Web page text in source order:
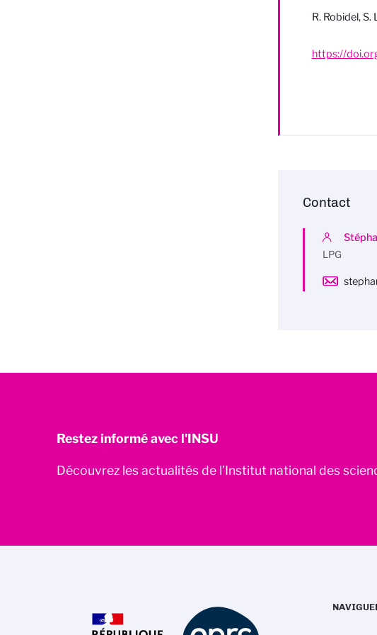
R. Robidel,
https://
Contact
LPG
Restez informé avec l'INSU
Découvrez les actualités de l’Institut national des